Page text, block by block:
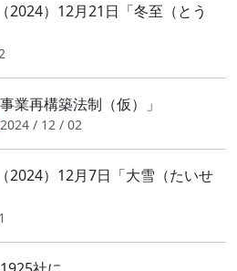
）12月21日「冬至（とう
業再構築法制（仮）」
2024 / 12 / 02
）12月7日「大雪（たいせ